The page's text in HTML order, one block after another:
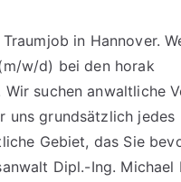
in Hannover.
w/d) bei den horak
Wir suchen anwaltliche
uns grundsätzlich jedes
Gebiet, das Sie
Dipl.-Ing. Michael